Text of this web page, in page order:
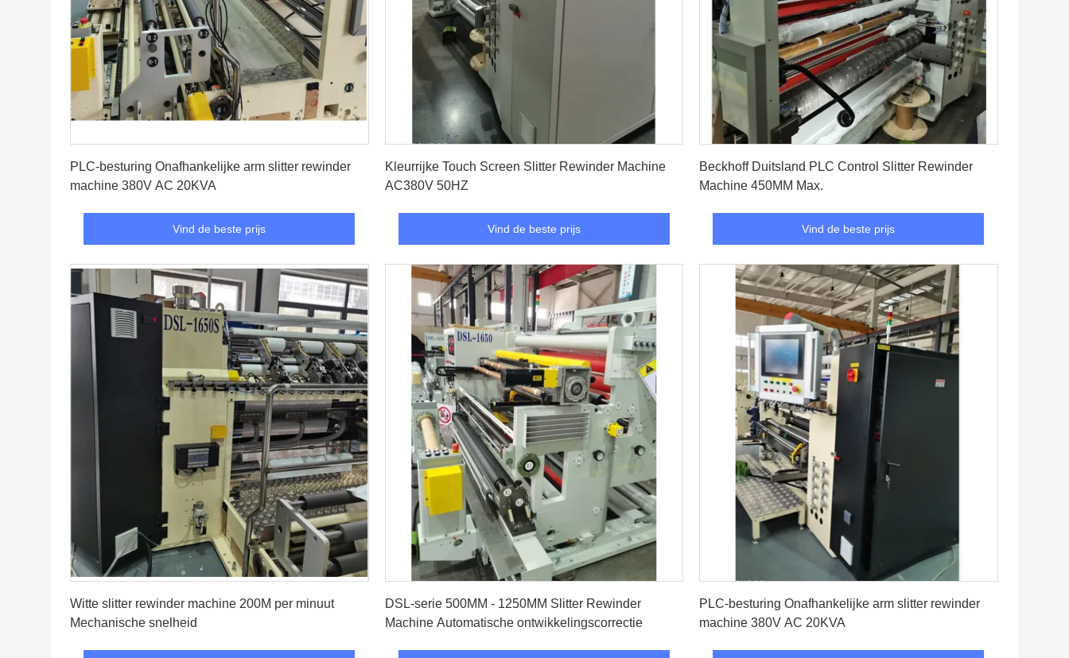
PLC-besturing Onafhankelijke arm slitter rewinder
machine 380V AC 20KVA
Vind de beste prijs
Kleurrijke Touch Screen Slitter Rewinder Machine
AC380V 50HZ
Vind de beste prijs
Beckhoff Duitsland PLC Control Slitter Rewinder
Machine 450MM Max.
Vind de beste prijs
Witte slitter rewinder machine 200M per minuut
Mechanische snelheid
DSL-serie 500MM - 1250MM Slitter Rewinder
Machine Automatische ontwikkelingscorrectie
PLC-besturing Onafhankelijke arm slitter rewinder
machine 380V AC 20KVA